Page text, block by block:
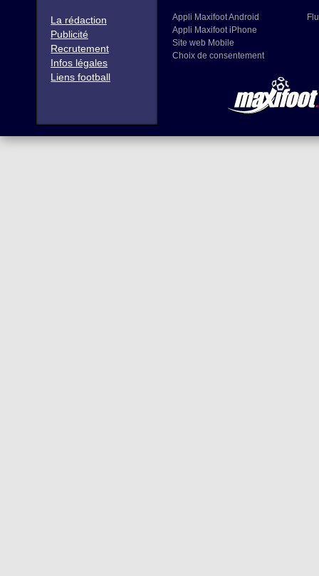
La rédaction
Publicité
Recrutement
Infos légales
Liens football
Appli Maxifoot Android
Appli Maxifoot iPhone
Site web Mobile
Choix de consentement